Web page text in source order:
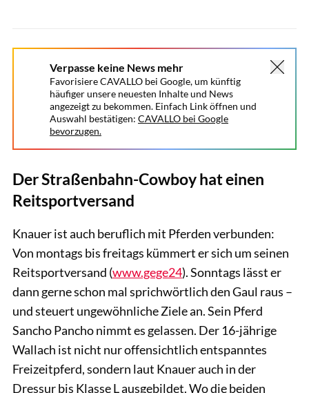
Verpasse keine News mehr
Favorisiere CAVALLO bei Google, um künftig
häufiger unsere neuesten Inhalte und News
angezeigt zu bekommen. Einfach Link öffnen und
Auswahl bestätigen: CAVALLO bei Google
bevorzugen.
Der Straßenbahn-Cowboy hat einen
Reitsportversand
Knauer ist auch beruflich mit Pferden verbunden:
Von montags bis freitags kümmert er sich um seinen
Reitsportversand (www.gege24). Sonntags lässt er
dann gerne schon mal sprichwörtlich den Gaul raus –
und steuert ungewöhnliche Ziele an. Sein Pferd
Sancho Pancho nimmt es gelassen. Der 16-jährige
Wallach ist nicht nur offensichtlich entspanntes
Freizeitpferd, sondern laut Knauer auch in der
Dressur bis Klasse L ausgebildet. Wo die beiden